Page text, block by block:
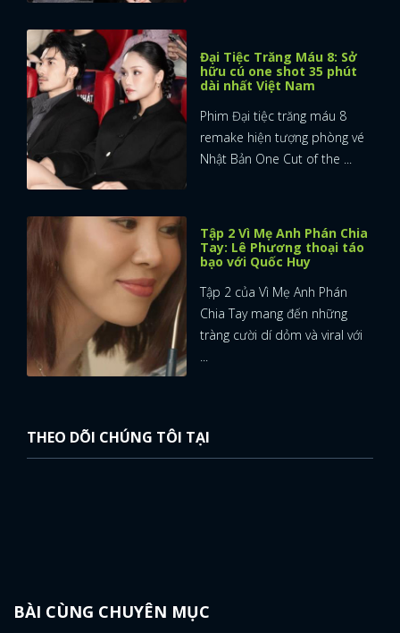
Đại Tiệc Trăng Máu 8: Sở
hữu cú one shot 35 phút
dài nhất Việt Nam
Phim Đại tiệc trăng máu 8
remake hiện tượng phòng vé
Nhật Bản One Cut of the ...
Tập 2 Vì Mẹ Anh Phán Chia
Tay: Lê Phương thoại táo
bạo với Quốc Huy
Tập 2 của Vì Mẹ Anh Phán
Chia Tay mang đến những
tràng cười dí dỏm và viral với
...
THEO DÕI CHÚNG TÔI TẠI
BÀI CÙNG CHUYÊN MỤC